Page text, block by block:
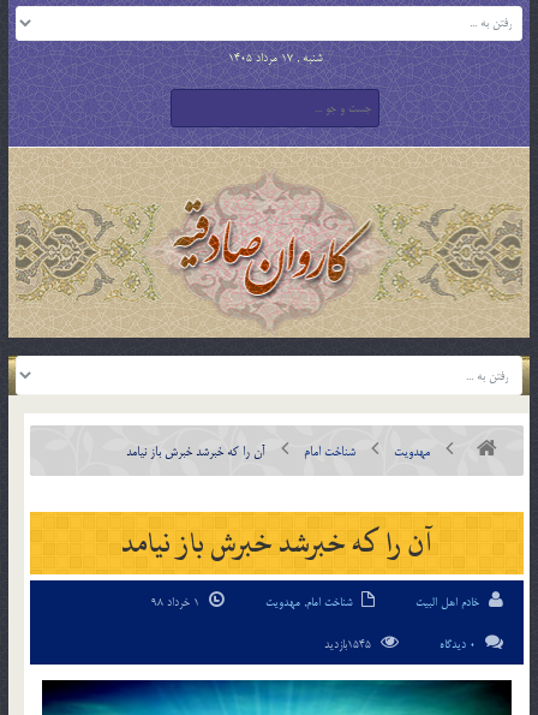
شنبه , 17 مرداد 1405
مهدویت شناخت امام آن را که خبرشد خبرش باز نيامد
آن را که خبرشد خبرش باز نيامد
خادم اهل البیت شناخت امام, مهدویت
0 دیدگاه